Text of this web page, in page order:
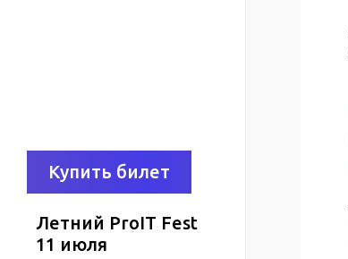
Купить билет
Летний ProIT Fest
11 июля